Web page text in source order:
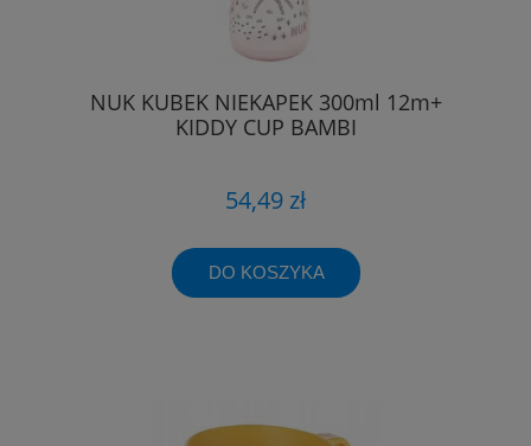
NUK KUBEK NIEKAPEK 300ml 12m+
KIDDY CUP BAMBI
54,49 zł
DO KOSZYKA